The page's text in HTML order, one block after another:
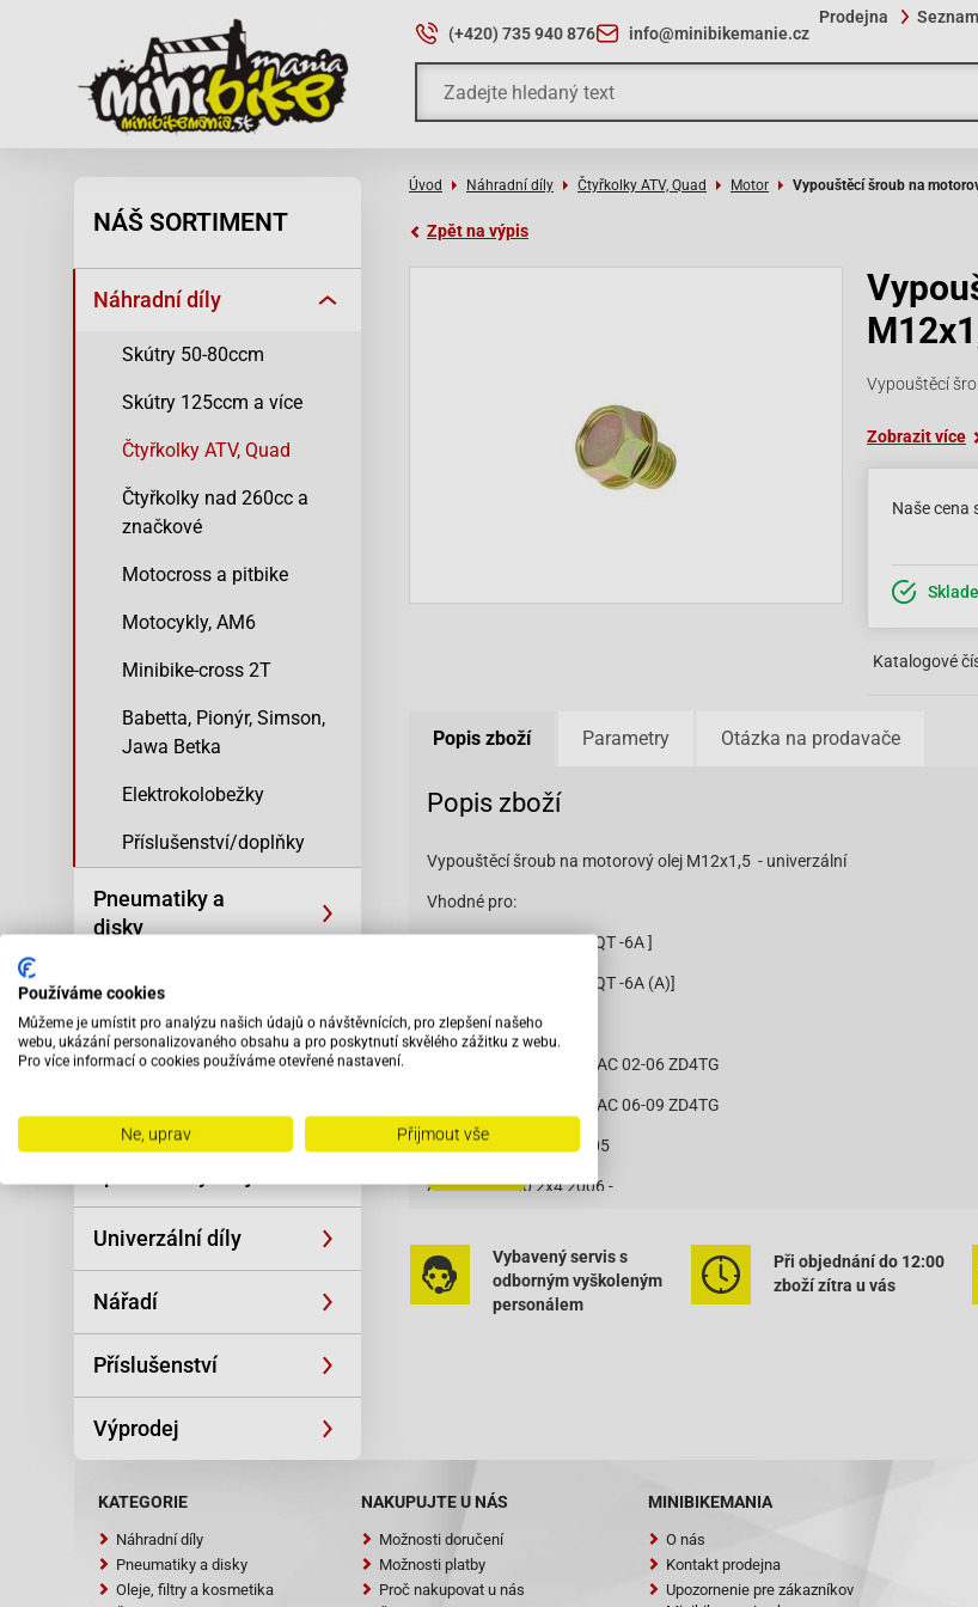
(+420) 735 940 876 info@minibikemanie.cz
Prodejna
NÁŠ SORTIMENT
Náhradní díly
Skútry 50-80ccm
Skútry 125ccm a více
Čtyřkolky ATV, Quad
Čtyřkolky nad 260cc a
značkové
Motocross a pitbike
Motocykly, AM6
Minibike-cross 2T
Babetta, Pionýr, Simson,
Jawa Betka
Elektrokolobežky
Příslušenství/doplňky
Pneumatiky a
disky
Oleje, filtry a
kosmetika
Oblečení a
Univerzální díly
Nářadí
Příslušenství
Výprodej
Úvod Náhradní díly Čtyřkolky ATV, Quad Motor Vypouštěcí šroub na
Zpět na výpis
Vypouštěcí
Zobrazit více
Naše cena
Katalogové
Popis zboží Parametry Otázka na prodavače
Popis zboží
Vypouštěcí šroub na motorový olej M12x1,5 - univerzální
Vhodné pro:
AGM GMX 450 [ QM50QT -6A ]
AGM GMX 500 [ QM50QT -6A (A)]
Aeon Cobra 125
Aprilia Scarabeo 50 4T AC 02-06 ZD4TG
Aprilia Scarabeo 50 4T AC 06-09 ZD4TG
Arctic Cat 250 2x4 -2005
Arctic Cat 250 2x4 2006 -
Baja BE500 50 4T
Baja RT150 - 4T
Baotian BT125 - 12E1 - Rocky
BT125 -2A Baotian -
Vybavený servis s
odborným vyškoleným
personálem
Při objednání do 12:00
zboží zítra u vás
KATEGORIE
Náhradní díly
Pneumatiky a disky
Oleje, filtry a kosmetika
NAKUPUJTE U NÁS
Možnosti doručení
Možnosti platby
Proč nakupovat u nás
MINIBIKEMANIA
O nás
Kontakt prodejna
Upozornenie pre zákazníkov
Používáme cookies
Můžeme je umístit pro analýzu našich údajů o návštěvnících, pro zlepšení našeho
webu, ukázání personalizovaného obsahu a pro poskytnutí skvělého zážitku z webu.
Pro více informací o cookies používáme otevřené nastavení.
Ne, uprav Přijmout vše